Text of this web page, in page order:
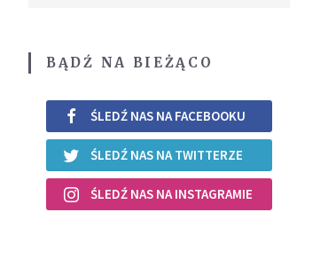
BĄDŹ NA BIEŻĄCO
ŚLEDŹ NAS NA FACEBOOKU
ŚLEDŹ NAS NA TWITTERZE
ŚLEDŹ NAS NA INSTAGRAMIE